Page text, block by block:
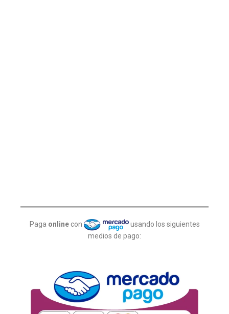
Paga online con
usando los siguientes
medios de pago: